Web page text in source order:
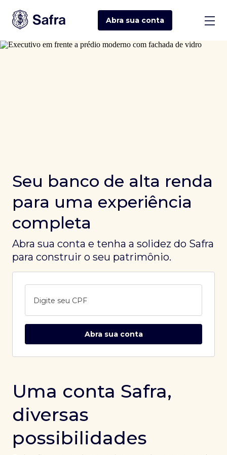
Abra sua conta
Seu banco de alta renda
para uma experiência
completa
Abra sua conta e tenha a solidez do Safra
para construir o seu patrimônio.
Digite seu CPF
Abra sua conta
Uma conta Safra,
diversas
possibilidades